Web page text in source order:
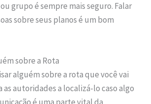
grupo é sempre mais seguro. Falar
sobre seus planos é um bom
sobre a Rota
alguém sobre a rota que você vai
as autoridades a localizá-lo caso algo